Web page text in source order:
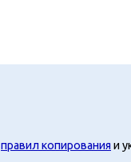
правил копирования и